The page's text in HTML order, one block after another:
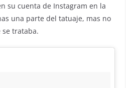
su cuenta de Instagram en la
una parte del tatuaje, mas no
trataba.